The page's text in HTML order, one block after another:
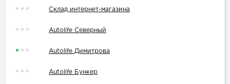
Склад интернет-магазина
Autolife Северный
Autolife Димитрова
Autolife Бункер